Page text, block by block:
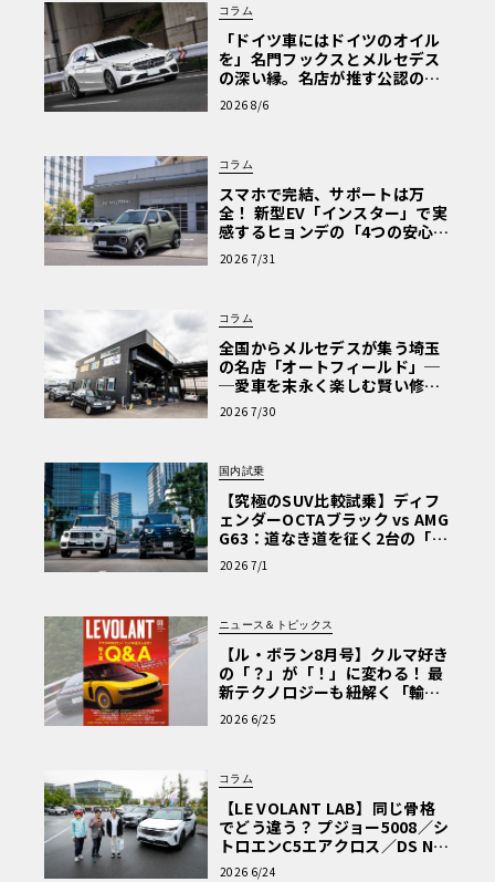
コラム
「ドイツ車にはドイツのオイル
を」名門フックスとメルセデス
の深い縁。名店が推す公認の安
心と、Cクラスで味わうシルキー
な走り〈PR〉
2026 8/6
コラム
スマホで完結、サポートは万
全！ 新型EV「インスター」で実
感するヒョンデの「4つの安心」
【第1回・ヒョンデ6つの疑問：
Why? Hyundai?】〈PR〉
2026 7/31
コラム
全国からメルセデスが集う埼玉
の名店「オートフィールド」─
─愛車を末永く楽しむ賢い修理
術と、プロがフックス製オイル
を選ぶ理由〈PR〉
2026 7/30
国内試乗
【究極のSUV比較試乗】ディフ
ェンダーOCTAブラック vs AMG
G63：道なき道を征く2台の「対
極的アプローチ」
2026 7/1
ニュース＆トピックス
【ル・ボラン8月号】クルマ好き
の「？」が「！」に変わる！ 最
新テクノロジーも紐解く「輸入
車Q&A」
2026 6/25
コラム
【LE VOLANT LAB】同じ骨格
でどう違う？ プジョー5008／シ
トロエンC5エアクロス／DS Nº4
読者一気乗りレポート
2026 6/24